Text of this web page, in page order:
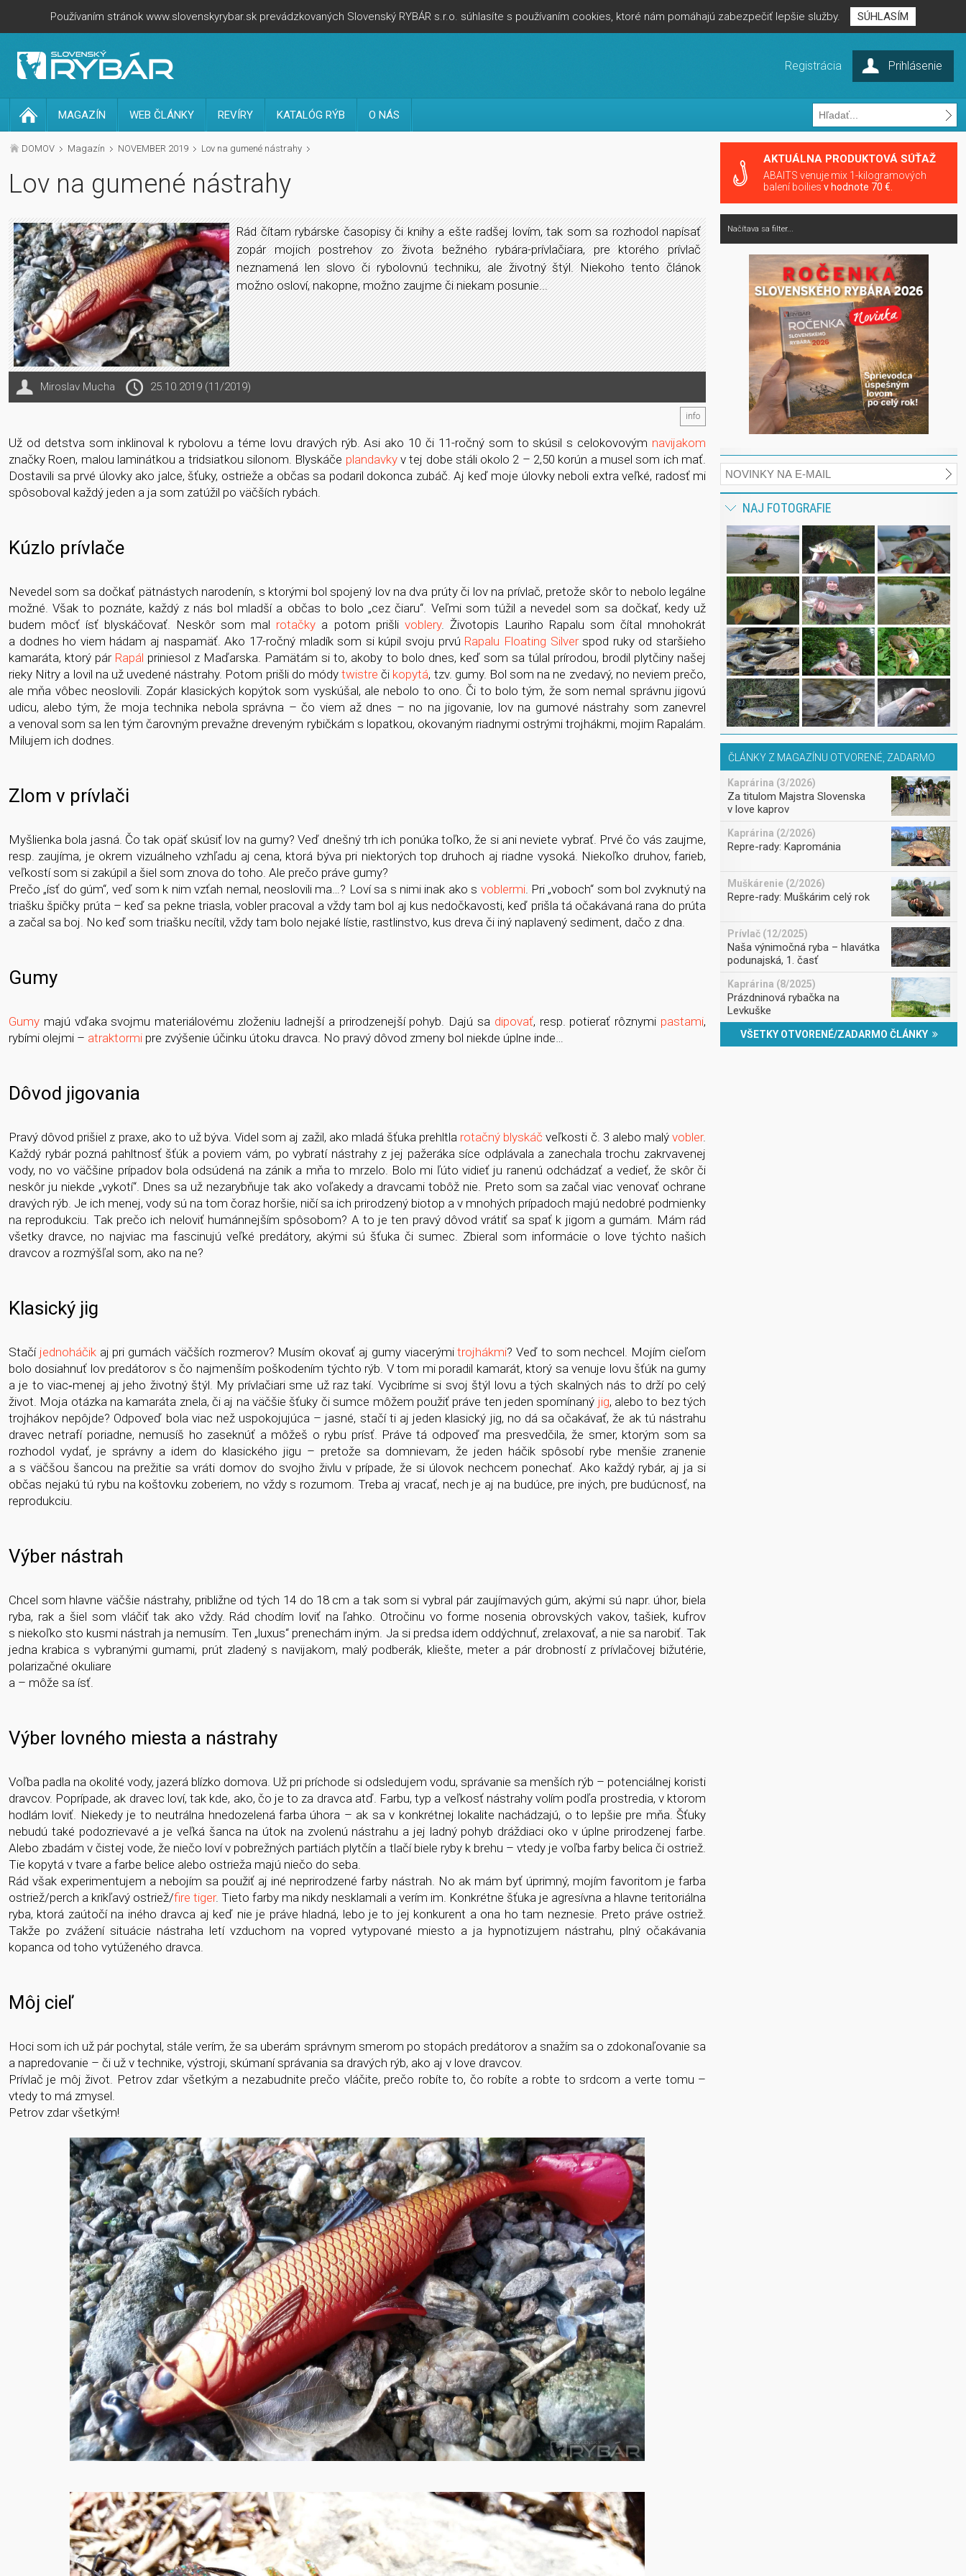
Používaním stránok www.slovenskyrybar.sk prevádzkovaných Slovenský RYBÁR s.r.o. súhlasíte s používaním cookies, ktoré nám pomáhajú zabezpečiť lepšie služby. SÚHLASÍM
Prihlásenie
Registrácia
MAGAZÍN WEB ČLÁNKY REVÍRY KATALÓG RÝB O NÁS
DOMOV Magazín NOVEMBER 2019 Lov na gumené nástrahy
Lov na gumené nástrahy
Rád čítam rybárske časopisy či knihy a ešte radšej lovím, tak som sa rozhodol napísať
zopár mojich postrehov zo života bežného rybára-prívlačiara, pre ktorého prívlač
neznamená len slovo či rybolovnú techniku, ale životný štýl. Niekoho tento článok
možno osloví, nakopne, možno zaujme či niekam posunie...
Miroslav Mucha 25.10.2019 (11/2019)
info
Už od detstva som inklinoval k rybolovu a téme lovu dravých rýb. Asi ako 10 či 11-ročný som to skúsil s celokovovým navijakom
značky Roen, malou laminátkou a tridsiatkou silonom. Blyskáče plandavkyv tej dobe stáli okolo 2 – 2,50 korún a musel som ich mať.
Dostavili sa prvé úlovky ako jalce, šťuky, ostrieže a občas sa podaril dokonca zubáč. Aj keď moje úlovky neboli extra veľké, radosť mi
spôsoboval každý jeden a ja som zatúžil po väčších rybách.
Kúzlo prívlače
Nevedel som sa dočkať pätnástych narodenín, s ktorými bol spojený lov na dva prúty či lov na prívlač, pretože skôr to nebolo legálne
možné. Však to poznáte, každý z nás bol mladší a občas to bolo „cez čiaru“. Veľmi som túžil a nevedel som sa dočkať, kedy už
budem môcť ísť blyskáčovať. Neskôr som mal rotačky a potom prišli voblery. Životopis Lauriho Rapalu som čítal mnohokrát
a dodnes ho viem hádam aj naspamäť. Ako 17-ročný mladík som si kúpil svoju prvú Rapalu Floating Silverspod ruky od staršieho
kamaráta, ktorý pár Rapál priniesol z Maďarska. Pamätám si to, akoby to bolo dnes, keď som sa túlal prírodou, brodil plytčiny našej
rieky Nitry a lovil na už uvedené nástrahy. Potom prišli do módy twistreči kopytá, tzv. gumy. Bol som na ne zvedavý, no neviem prečo,
ale mňa vôbec neoslovili. Zopár klasických kopýtok som vyskúšal, ale nebolo to ono. Či to bolo tým, že som nemal správnu jigovú
udicu, alebo tým, že moja technika nebola správna – čo viem až dnes – no na jigovanie, lov na gumové nástrahy som zanevrel
a venoval som sa len tým čarovným prevažne dreveným rybičkám s lopatkou, okovaným riadnymi ostrými trojhákmi, mojim Rapalám.
Milujem ich dodnes.
Zlom v prívlači
Myšlienka bola jasná. Čo tak opäť skúsiť lov na gumy? Veď dnešný trh ich ponúka toľko, že si ani neviete vybrať. Prvé čo vás zaujme,
resp. zaujíma, je okrem vizuálneho vzhľadu aj cena, ktorá býva pri niektorých top druhoch aj riadne vysoká. Niekoľko druhov, farieb,
veľkostí som si zakúpil a šiel som znova do toho. Ale prečo práve gumy?
Prečo „ísť do gúm“, veď som k nim vzťah nemal, neoslovili ma…? Loví sa s nimi inak ako s voblermi. Pri „voboch“ som bol zvyknutý na
triašku špičky prúta – keď sa pekne triasla, vobler pracoval a vždy tam bol aj kus nedočkavosti, keď prišla tá očakávaná rana do prúta
a začal sa boj. No keď som triašku necítil, vždy tam bolo nejaké lístie, rastlinstvo, kus dreva či iný naplavený sediment, dačo z dna.
Gumy
Gumy majú vďaka svojmu materiálovému zloženiu ladnejší a prirodzenejší pohyb. Dajú sa dipovať, resp. potierať rôznymi pastami,
rybími olejmi – atraktormi pre zvýšenie účinku útoku dravca. No pravý dôvod zmeny bol niekde úplne inde…
Dôvod jigovania
Pravý dôvod prišiel z praxe, ako to už býva. Videl som aj zažil, ako mladá šťuka prehltla rotačný blyskáč veľkosti č. 3 alebo malý vobler.
Každý rybár pozná pahltnosť šťúk a poviem vám, po vybratí nástrahy z jej pažeráka síce odplávala a zanechala trochu zakrvavenej
vody, no vo väčšine prípadov bola odsúdená na zánik a mňa to mrzelo. Bolo mi ľúto vidieť ju ranenú odchádzať a vedieť, že skôr či
neskôr ju niekde „vykotí“. Dnes sa už nezarybňuje tak ako voľakedy a dravcami tobôž nie. Preto som sa začal viac venovať ochrane
dravých rýb. Je ich menej, vody sú na tom čoraz horšie, ničí sa ich prirodzený biotop a v mnohých prípadoch majú nedobré podmienky
na reprodukciu. Tak prečo ich neloviť humánnejším spôsobom? A to je ten pravý dôvod vrátiť sa spať k jigom a gumám. Mám rád
všetky dravce, no najviac ma fascinujú veľké predátory, akými sú šťuka či sumec. Zbieral som informácie o love týchto našich
dravcov a rozmýšľal som, ako na ne?
Klasický jig
Stačí jednoháčikaj pri gumách väčších rozmerov? Musím okovať aj gumy viacerýmitrojhákmi? Veď to som nechcel. Mojím cieľom
bolo dosiahnuť lov predátorov s čo najmenším poškodením týchto rýb. V tom mi poradil kamarát, ktorý sa venuje lovu šťúk na gumy
a je to viac­‑menej aj jeho životný štýl. My prívlačiari sme už raz takí. Vycibríme si svoj štýl lovu a tých skalných nás to drží po celý
život. Moja otázka na kamaráta znela, či aj na väčšie šťuky či sumce môžem použiť práve ten jeden spomínaný jig, alebo to bez tých
trojhákov nepôjde? Odpoveď bola viac než uspokojujúca – jasné, stačí ti aj jeden klasický jig, no dá sa očakávať, že ak tú nástrahu
dravec netrafí poriadne, nemusíš ho zaseknúť a môžeš o rybu prísť. Práve tá odpoveď ma presvedčila, že smer, ktorým som sa
rozhodol vydať, je správny a idem do klasického jigu – pretože sa domnievam, že jeden háčik spôsobí rybe menšie zranenie
a s väčšou šancou na prežitie sa vráti domov do svojho živlu v prípade, že si úlovok nechcem ponechať. Ako každý rybár, aj ja si
občas nejakú tú rybu na koštovku zoberiem, no vždy s rozumom. Treba aj vracať, nech je aj na budúce, pre iných, pre budúcnosť, na
reprodukciu.
Výber nástrah
Chcel som hlavne väčšie nástrahy, približne od tých 14 do 18 cm a tak som si vybral pár zaujímavých gúm, akými sú napr. úhor, biela
ryba, rak a šiel som vláčiť tak ako vždy. Rád chodím loviť na ľahko. Otročinu vo forme nosenia obrovských vakov, tašiek, kufrov
s niekoľko sto kusmi nástrah ja nemusím. Ten „luxus“ prenechám iným. Ja si predsa idem oddýchnuť, zrelaxovať, a nie sa narobiť. Tak
jedna krabica s vybranými gumami, prút zladený s navijakom, malý podberák, kliešte, meter a pár drobností z prívlačovej bižutérie,
polarizačné okuliare
a – môže sa ísť.
Výber lovného miesta a nástrahy
Voľba padla na okolité vody, jazerá blízko domova. Už pri príchode si odsledujem vodu, správanie sa menších rýb – potenciálnej koristi
dravcov. Poprípade, ak dravec loví, tak kde, ako, čo je to za dravca atď. Farbu, typ a veľkosť nástrahy volím podľa prostredia, v ktorom
hodlám loviť. Niekedy je to neutrálna hnedozelená farba úhora – ak sa v konkrétnej lokalite nachádzajú, o to lepšie pre mňa. Šťuky
nebudú také podozrievavé a je veľká šanca na útok na zvolenú nástrahu a jej ladný pohyb dráždiaci oko v úplne prirodzenej farbe.
Alebo zbadám v čistej vode, že niečo loví v pobrežných partiách plytčín a tlačí biele ryby k brehu – vtedy je voľba farby belica či ostriež.
Tie kopytá v tvare a farbe belice alebo ostrieža majú niečo do seba.
Rád však experimentujem a nebojím sa použiť aj iné neprirodzené farby nástrah. No ak mám byť úprimný, mojím favoritom je farba
ostriež/perch a krikľavý ostriež/fire tiger. Tieto farby ma nikdy nesklamali a verím im. Konkrétne šťuka je agresívna a hlavne teritoriálna
ryba, ktorá zaútočí na iného dravca aj keď nie je práve hladná, lebo je to jej konkurent a ona ho tam neznesie. Preto práve ostriež.
Takže po zvážení situácie nástraha letí vzduchom na vopred vytypované miesto a ja hypnotizujem nástrahu, plný očakávania
kopanca od toho vytúženého dravca.
Môj cieľ
Hoci som ich už pár pochytal, stále verím, že sa uberám správnym smerom po stopách predátorov a snažím sa o zdokonaľovanie sa
a napredovanie – či už v technike, výstroji, skúmaní správania sa dravých rýb, ako aj v love dravcov.
Prívlač je môj život. Petrov zdar všetkým a nezabudnite prečo vláčite, prečo robíte to, čo robíte a robte to srdcom a verte tomu –
vtedy to má zmysel.
Petrov zdar všetkým!
AKTUÁLNA PRODUKTOVÁ SÚŤAŽ
ABAITS venuje mix 1-kilogramových
balení boilies v hodnote 70 €.
Načítava sa filter...
NAJ FOTOGRAFIE
ČLÁNKY Z MAGAZÍNU OTVORENÉ, ZADARMO
Kaprárina (3/2026)
Za titulom Majstra Slovenska
v love kaprov
Kaprárina (2/2026)
Repre-rady: Kaprománia
Muškárenie (2/2026)
Repre-rady: Muškárim celý rok
Prívlač (12/2025)
Naša výnimočná ryba – hlavátka
podunajská, 1. časť
Kaprárina (8/2025)
Prázdninová rybačka na
Levkuške
VŠETKY OTVORENÉ/ZADARMO ČLÁNKY